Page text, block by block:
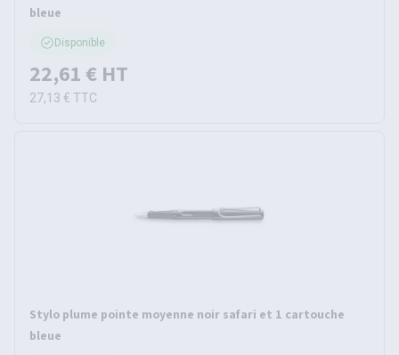
bleue
Disponible
22,61 € HT
27,13 € TTC
Stylo plume pointe moyenne noir safari et 1 cartouche
bleue